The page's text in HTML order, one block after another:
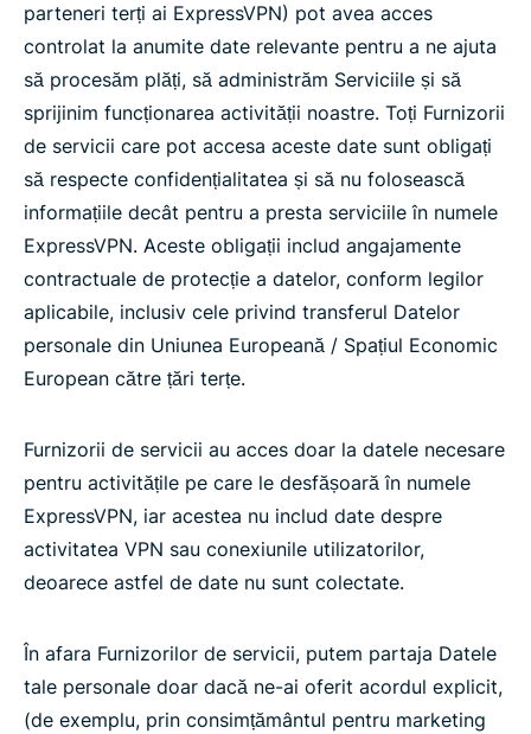
parteneri terți ai ExpressVPN) pot avea acces
controlat la anumite date relevante pentru a ne ajuta
să procesăm plăți, să administrăm Serviciile și să
sprijinim funcționarea activității noastre. Toți Furnizorii
de servicii care pot accesa aceste date sunt obligați
să respecte confidențialitatea și să nu folosească
informațiile decât pentru a presta serviciile în numele
ExpressVPN. Aceste obligații includ angajamente
contractuale de protecție a datelor, conform legilor
aplicabile, inclusiv cele privind transferul Datelor
personale din Uniunea Europeană / Spațiul Economic
European către țări terțe.
Furnizorii de servicii au acces doar la datele necesare
pentru activitățile pe care le desfășoară în numele
ExpressVPN, iar acestea nu includ date despre
activitatea VPN sau conexiunile utilizatorilor,
deoarece astfel de date nu sunt colectate.
În afara Furnizorilor de servicii, putem partaja Datele
tale personale doar dacă ne-ai oferit acordul explicit,
(de exemplu, prin consimțământul pentru marketing